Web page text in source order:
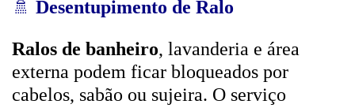
🚿 Desentupimento de Ralo
Ralos de banheiro, lavanderia e área
externa podem ficar bloqueados por
cabelos, sabão ou sujeira. O serviço